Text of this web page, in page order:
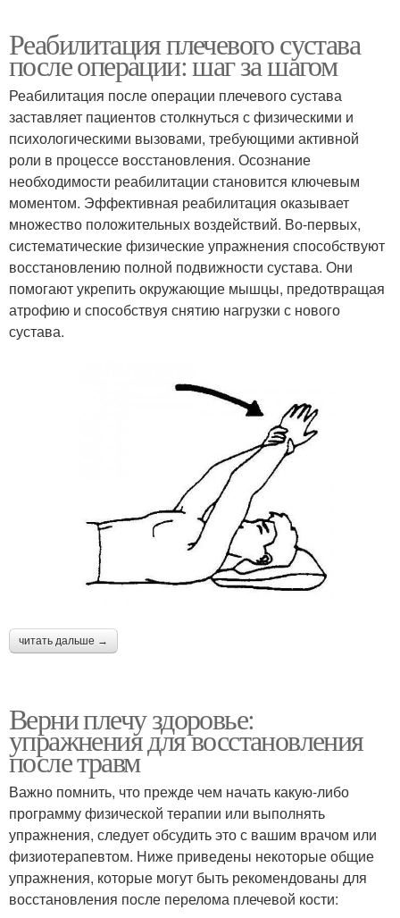
Реабилитация плечевого сустава
после операции: шаг за шагом
Реабилитация после операции плечевого сустава
заставляет пациентов столкнуться с физическими и
психологическими вызовами, требующими активной
роли в процессе восстановления. Осознание
необходимости реабилитации становится ключевым
моментом. Эффективная реабилитация оказывает
множество положительных воздействий. Во-первых,
систематические физические упражнения способствуют
восстановлению полной подвижности сустава. Они
помогают укрепить окружающие мышцы, предотвращая
атрофию и способствуя снятию нагрузки с нового
сустава.
читать дальше →
Верни плечу здоровье:
упражнения для восстановления
после травм
Важно помнить, что прежде чем начать какую-либо
программу физической терапии или выполнять
упражнения, следует обсудить это с вашим врачом или
физиотерапевтом. Ниже приведены некоторые общие
упражнения, которые могут быть рекомендованы для
восстановления после перелома плечевой кости: